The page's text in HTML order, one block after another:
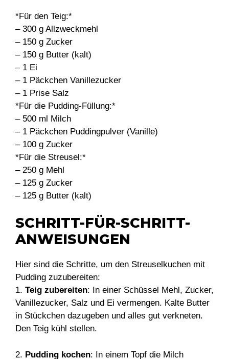
*Für den Teig:*
– 300 g Allzweckmehl
– 150 g Zucker
– 150 g Butter (kalt)
– 1 Ei
– 1 Päckchen Vanillezucker
– 1 Prise Salz
*Für die Pudding-Füllung:*
– 500 ml Milch
– 1 Päckchen Puddingpulver (Vanille)
– 100 g Zucker
*Für die Streusel:*
– 250 g Mehl
– 125 g Zucker
– 125 g Butter (kalt)
SCHRITT-FÜR-SCHRITT-
ANWEISUNGEN
Hier sind die Schritte, um den Streuselkuchen mit
Pudding zuzubereiten:
1. Teig zubereiten: In einer Schüssel Mehl, Zucker,
Vanillezucker, Salz und Ei vermengen. Kalte Butter
in Stückchen dazugeben und alles gut verkneten.
Den Teig kühl stellen.
2. Pudding kochen: In einem Topf die Milch